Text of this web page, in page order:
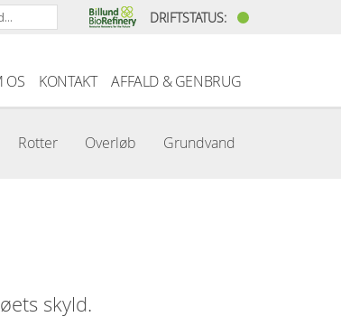
DRIFTSTATUS:
OS KONTAKT AFFALD & GENBRUG
Rotter Overløb Grundvand
skyld.